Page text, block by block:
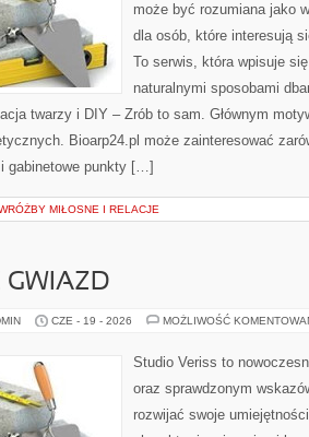
może być rozumiana jako
dla osób, które interesują
To serwis, która wpisuje
naturalnymi sposobami
twarzy i DIY – Zrób to sam. Głównym
Bioarp24.pl może zainteresować
gabinetowe punkty […]
MIŁOSNE I RELACJE
GWIAZD
CZE - 19 - 2026 MOŻLIWOŚĆ
Studio Veriss to
oraz sprawdzonym
rozwijać swoje